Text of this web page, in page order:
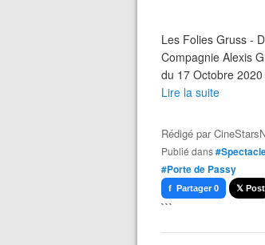
Les Folies Gruss -
Compagnie Alexis
du 17 Octobre
Lire la suite
Rédigé par
Publié dans
#Porte de Passy
f Partager 0 𝕏 Post
```